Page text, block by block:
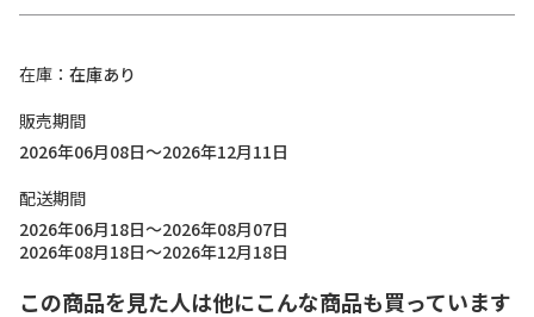
在庫
在庫あり
販売期間
2026年06月08日～2026年12月11日
配送期間
2026年06月18日～2026年08月07日
2026年08月18日～2026年12月18日
この商品を見た人は他にこんな商品も買っています